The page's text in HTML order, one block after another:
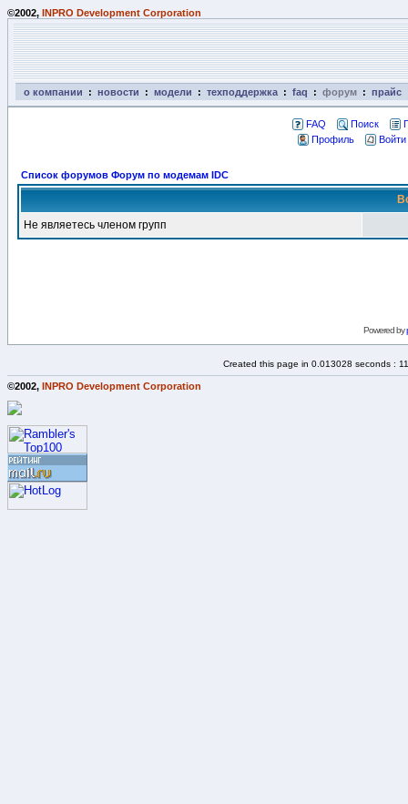
©2002, INPRO Development Corporation
о компании : новости : модели : техподдержка : faq : форум : прайс
FAQ Поиск
Профиль
Список форумов Форум по модемам IDC
Не являетесь членом групп
Powered by
Created this page in 0.013028 seconds :
©2002, INPRO Development Corporation